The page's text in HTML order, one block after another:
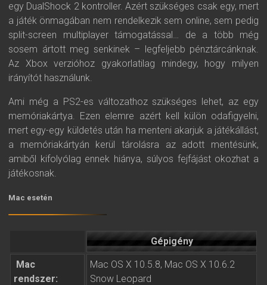
egy DualShock 2 kontroller. Azért szükséges csak egy, mert
a játék önmagában nem rendelkezik sem online, sem pedig
split-screen multiplayer támogatással… de a több még
sosem ártott meg senkinek – legfeljebb pénztárcánknak.
Az Xbox verzióhoz gyakorlatilag mindegy, hogy milyen
irányítót használunk.
Ami még a PS2-es változathoz szükséges lehet, az egy
memóriakártya. Ezen elemre azért kell külön odafigyelni,
mert egy-egy küldetés után ha menteni akarjuk a játékállást,
a memóriakártyán kerül tárolásra az adott mentésünk,
amiből kifolyólag ennek hiánya, súlyos fejfájást okozhat a
játékosnak.
Mac esetén
Gépigény
Mac
rendszer:
Mac OS X 10.5.8, Mac OS X 10.6.2
Snow Leopard